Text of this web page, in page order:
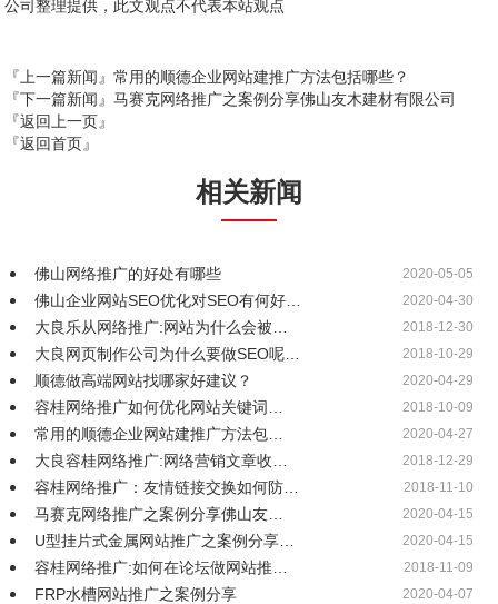
公司整理提供，此文观点不代表本站观点
『上一篇新闻』常用的顺德企业网站建推广方法包括哪些？
『下一篇新闻』马赛克网络推广之案例分享佛山友木建材有限公司
『返回上一页』
『返回首页』
相关新闻
佛山网络推广的好处有哪些 2020-05-05
佛山企业网站SEO优化对SEO有何好… 2020-04-30
大良乐从网络推广:网站为什么会被… 2018-12-30
大良网页制作公司为什么要做SEO呢… 2018-10-29
顺德做高端网站找哪家好建议？ 2020-04-29
容桂网络推广如何优化网站关键词… 2018-10-09
常用的顺德企业网站建推广方法包… 2020-04-27
大良容桂网络推广:网络营销文章收… 2018-12-29
容桂网络推广：友情链接交换如何防… 2018-11-10
马赛克网络推广之案例分享佛山友… 2020-04-15
U型挂片式金属网站推广之案例分享… 2020-04-15
容桂网络推广:如何在论坛做网站推… 2018-11-09
FRP水槽网站推广之案例分享 2020-04-07